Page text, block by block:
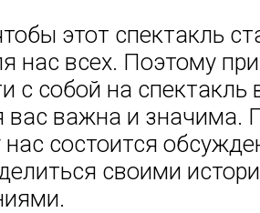
этот спектакль
нас всех. Поэтому
с собой на спектакль
вас важна и значима.
нас состоится
своими